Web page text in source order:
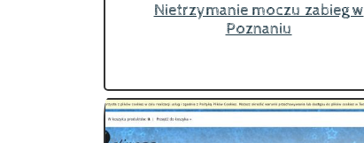
Nietrzymanie moczu zabieg w
Poznaniu